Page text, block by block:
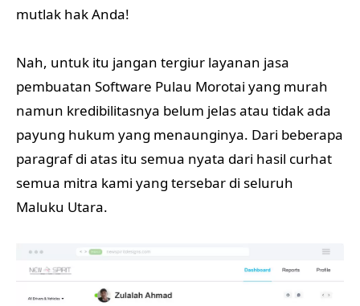
mutlak hak Anda!
Nah, untuk itu jangan tergiur layanan jasa
pembuatan Software Pulau Morotai yang murah
namun kredibilitasnya belum jelas atau tidak ada
payung hukum yang menaunginya. Dari beberapa
paragraf di atas itu semua nyata dari hasil curhat
semua mitra kami yang tersebar di seluruh
Maluku Utara.